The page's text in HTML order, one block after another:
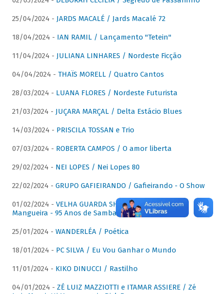
25/04/2024 - JARDS MACALÉ / Jards Macalé 72
18/04/2024 - IAN RAMIL / Lançamento "Tetein"
11/04/2024 - JULIANA LINHARES / Nordeste Ficção
04/04/2024 - THAÏS MORELL / Quatro Cantos
28/03/2024 - LUANA FLORES / Nordeste Futurista
21/03/2024 - JUÇARA MARÇAL / Delta Estácio Blues
14/03/2024 - PRISCILA TOSSAN e Trio
07/03/2024 - ROBERTA CAMPOS / O amor liberta
29/02/2024 - NEI LOPES / Nei Lopes 80
22/02/2024 - GRUPO GAFIEIRANDO / Gafieirando - O Show
01/02/2024 - VELHA GUARDA SHOW DA MANGUEIRA /
Mangueira - 95 Anos de Samba
25/01/2024 - WANDERLÉA / Poética
18/01/2024 - PC SILVA / Eu Vou Ganhar o Mundo
11/01/2024 - KIKO DINUCCI / Rastilho
04/01/2024 - ZÉ LUIZ MAZZIOTTI e ITAMAR ASSIERE / Zé